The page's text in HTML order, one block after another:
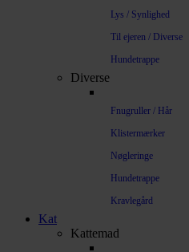
Lys / Synlighed
Til ejeren / Diverse
Hundetrappe
Diverse
Fnugruller / Hår
Klistermærker
Nøgleringe
Hundetrappe
Kravlegård
Kat
Kattemad